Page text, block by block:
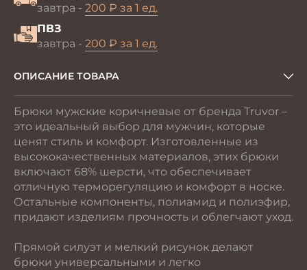
завтра - 200 ₽ за 1 ед.
ПВЗ
завтра - 200 ₽ за 1 ед.
ОПИСАНИЕ ТОВАРА
Брюки мужские коричневые от бренда Truvor –
это идеальный выбор для мужчин, которые
ценят стиль и комфорт. Изготовленные из
высококачественных материалов, этих брюки
включают 68% шерсти, что обеспечивает
отличную терморегуляцию и комфорт в носке.
Остальные компоненты, полиамид и полиэфир,
придают изделиям прочность и облегчают уход.
Прямой силуэт и мелкий рисунок делают
брюки универсальными и легко